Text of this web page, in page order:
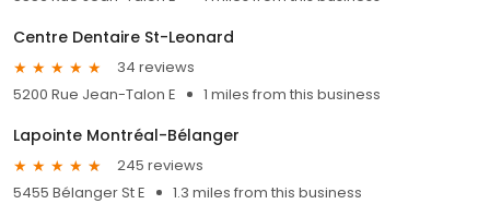
Centre Dentaire St-Leonard
34 reviews
5200 Rue Jean-Talon E
1 miles from this business
Lapointe Montréal-Bélanger
245 reviews
5455 Bélanger St E
1.3 miles from this business